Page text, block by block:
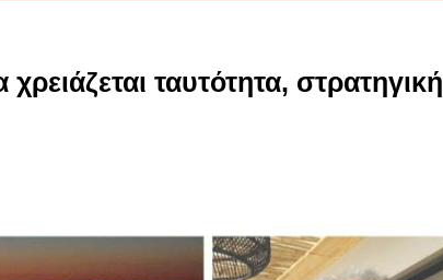
ταυτότητα, στρατηγική